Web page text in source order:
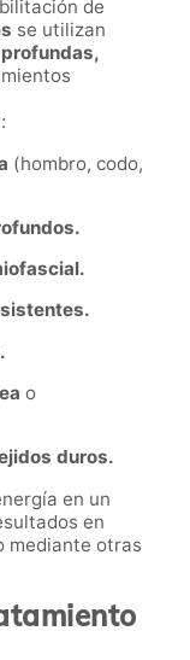
de
se utilizan
(hombro, codo,
o
duros.
en un
en
mediante otras